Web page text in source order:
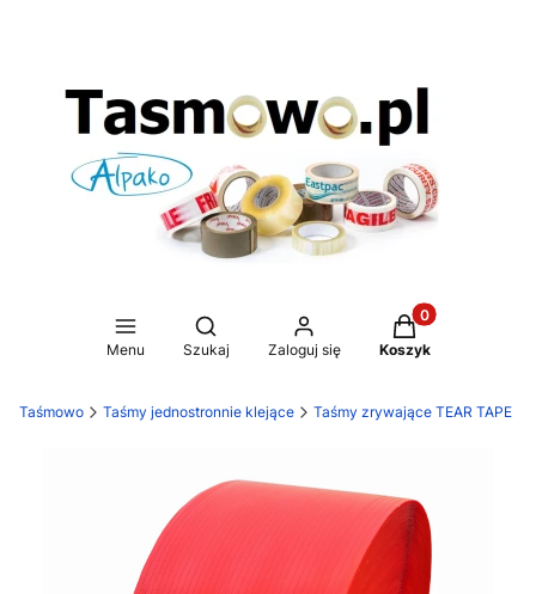
Menu
Otwórz wyszukiwarkę
Szukaj Zaloguj się
Produkty w
Koszyk
Taśmowo Taśmy jednostronnie klejące Taśmy zrywające TEAR TAPE